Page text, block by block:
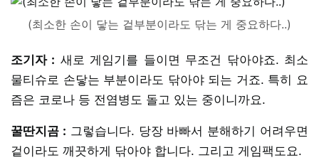
(최소한 손이 닿는 겉부분이라도 닦는 게 중요하다..)
조기자 : 새로 게임기를 들이면 무조건 닦아야죠. 최소
물티슈로 손닿는 부분이라도 닦아야 되는 거죠. 특히 요
즘은 코로나 등 전염병도 돌고 있는 중이니까요.
꿀딴지곰 : 그렇습니다. 당장 바빠서 분해하기 어려우면
겉이라도 깨끗하게 닦아야 합니다. 그리고 게임팩도요.